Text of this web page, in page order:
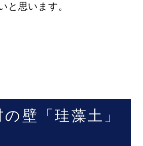
と思います。
壁「珪藻土」